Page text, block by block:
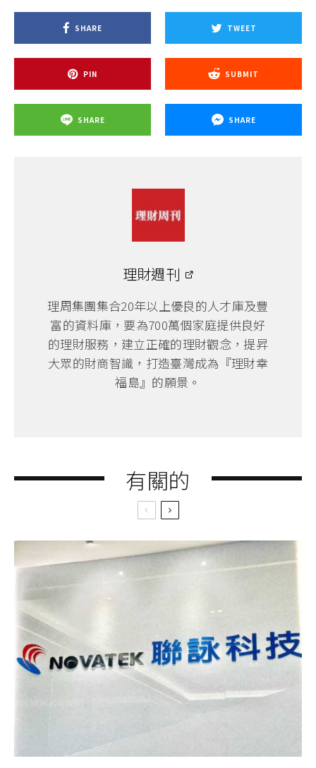
SHARE TWEET
PIN SUBMIT
SHARE SHARE
理財週刊
理周集團集合20年以上優良的人才庫及豐
富的資料庫，要為700萬個家庭提供良好
的理財服務，建立正確的理財觀念，提昇
大眾的財商智識，打造臺灣成為『理財幸
福島』的願景。
有關的